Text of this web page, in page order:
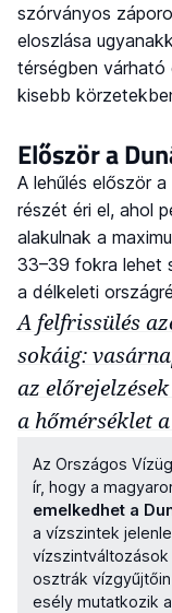
szórványos
eloszlása
térségben várható
kisebb
Először a
A lehűlés először
részét éri el, ahol
alakulnak a
33–39 fokra lehet
a délkeleti
A felfrissülés
sokáig:
az
a hőmérséklet
Az Országos
ír, hogy a
emelkedhet a
a vízszintek
vízszintváltozások
osztrák
esély mutatkozik